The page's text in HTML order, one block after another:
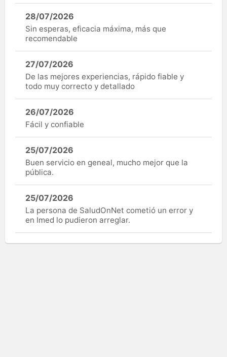
28/07/2026
Sin esperas, eficacia máxima, más que
recomendable
27/07/2026
De las mejores experiencias, rápido fiable y
todo muy correcto y detallado
26/07/2026
Fácil y confiable
25/07/2026
Buen servicio en geneal, mucho mejor que la
pública.
25/07/2026
La persona de SaludOnNet cometió un error y
en Imed lo pudieron arreglar.